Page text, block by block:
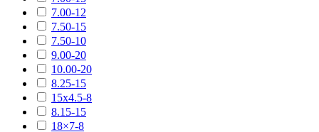
7.00-12
7.50-15
7.50-10
9.00-20
10.00-20
8.25-15
15х4.5-8
8.15-15
18×7-8